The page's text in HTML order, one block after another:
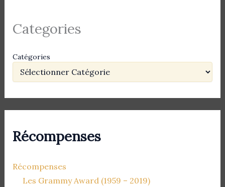
Categories
Catégories
Récompenses
Récompenses
Les Grammy Award (1959 – 2019)